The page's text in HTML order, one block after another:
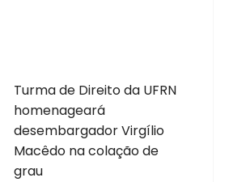
Turma de Direito da UFRN
homenageará
desembargador Virgílio
Macêdo na colação de
grau